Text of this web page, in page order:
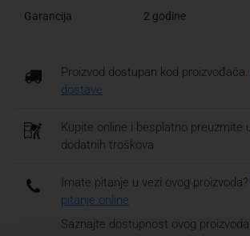
Garancija 2 godine
Proizvod dostupan kod proizvođača.
dostave
Kupite online i besplatno preuzmite
dodatnih troškova
Imate pitanje u vezi ovog proizvoda?
pitanje online
Saznajte dostupnost ovog